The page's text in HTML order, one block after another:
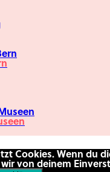
Cookies. Wenn du
von deinem